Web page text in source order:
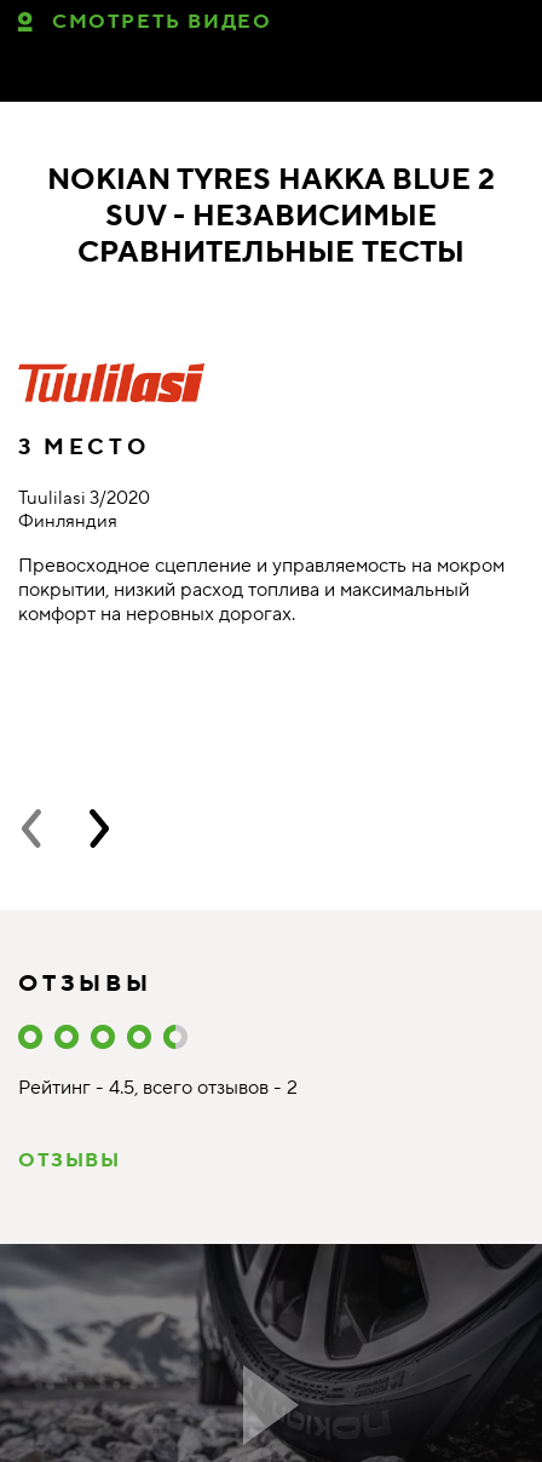
СМОТРЕТЬ ВИДЕО
NOKIAN TYRES HAKKA BLUE 2
SUV - НЕЗАВИСИМЫЕ
СРАВНИТЕЛЬНЫЕ ТЕСТЫ
3 МЕСТО
Tuulilasi 3/2020
Финляндия
Превосходное сцепление и управляемость на мокром
покрытии, низкий расход топлива и максимальный
комфорт на неровных дорогах.
ОТЗЫВЫ
Рейтинг - 4.5, всего отзывов - 2
ОТЗЫВЫ